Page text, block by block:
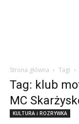
Strona główna Tagi
Tag: klub
MC
KULTURA i ROZRYWKA